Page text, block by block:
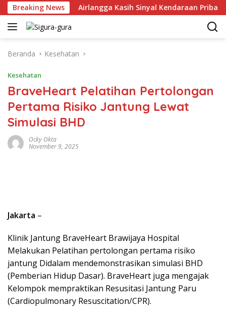
Langsung
ke
konten
Breaking NewsAirlangga Kasih Sinyal Kendaraan Pribadi
Beranda Kesehatan
Kesehatan
BraveHeart Pelatihan Pertolongan
Pertama Risiko Jantung Lewat
Simulasi BHD
Ocky Okta
November 9, 2025
Jakarta –
Klinik Jantung BraveHeart Brawijaya Hospital
Melakukan Pelatihan pertolongan pertama risiko
jantung Didalam mendemonstrasikan simulasi BHD
(Pemberian Hidup Dasar). BraveHeart juga mengajak
Kelompok mempraktikan Resusitasi Jantung Paru
(Cardiopulmonary Resuscitation/CPR).